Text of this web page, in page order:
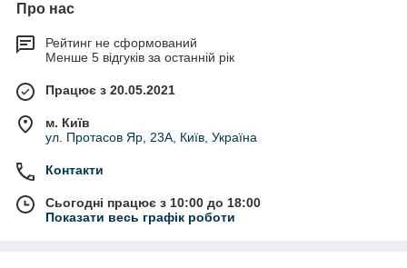
Про нас
Рейтинг не сформований
Менше 5 відгуків за останній рік
Працює з 20.05.2021
м. Київ
ул. Протасов Яр, 23А, Київ, Україна
Контакти
Сьогодні працює з 10:00 до 18:00
Показати весь графік роботи